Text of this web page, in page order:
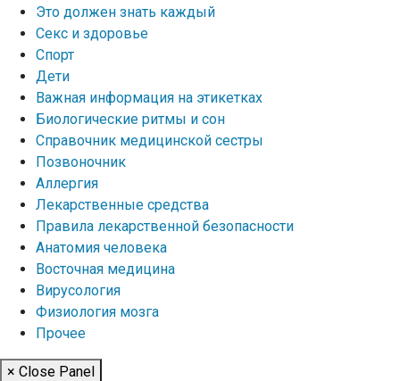
Это должен знать каждый
Секс и здоровье
Спорт
Дети
Важная информация на этикетках
Биологические ритмы и сон
Справочник медицинской сестры
Позвоночник
Аллергия
Лекарственные средства
Правила лекарственной безопасности
Aнатомия человека
Восточная медицина
Вирусология
Физиология мозга
Прочее
× Close Panel